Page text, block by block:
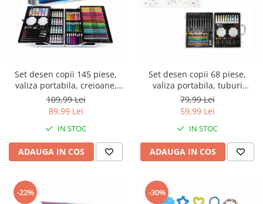
Set desen copii 145 piese,
valiza portabila, creioane,
carioci, acuarele, acrilice,
pensule, ascutitoare, radiere,
unicorn, Albastru
109,99 Lei
89,99 Lei
IN STOC
ADAUGA IN COS
Set desen copii 68 piese,
valiza portabila, tuburi
vopsea, carioci, pensule,
palete, creioane colorate,
ascutitoare, radiera, carte de
colorat, model animale
79,99 Lei
59,99 Lei
IN STOC
ADAUGA IN COS
-22% -30%